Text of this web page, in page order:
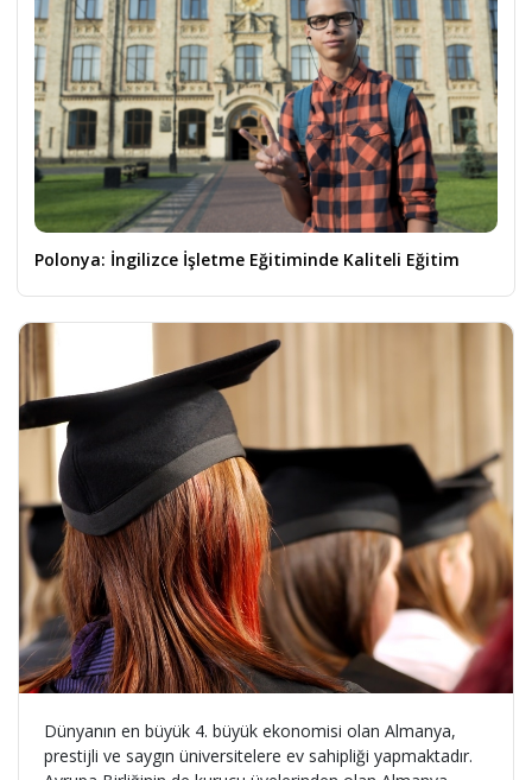
Polonya: İngilizce İşletme Eğitiminde Kaliteli Eğitim
Dünyanın en büyük 4. büyük ekonomisi olan Almanya,
prestijli ve saygın üniversitelere ev sahipliği yapmaktadır.